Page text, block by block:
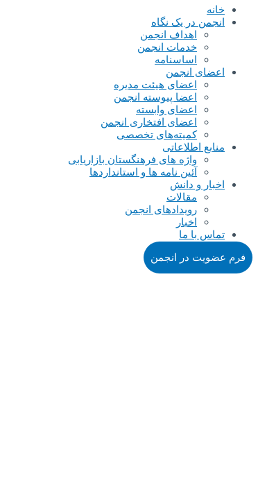
خانه
انجمن در یک نگاه
اهداف انجمن
خدمات انجمن
اساسنامه
اعضای انجمن
اعضای هیئت مدیره
اعضا پیوسته انجمن
اعضای وابسته
اعضای افتخاری انجمن
کمیته‌های تخصصی
منابع اطلاعاتی
واژه های فرهنگستان بازاریابی
آئین نامه ها و استانداردها
اخبار و دانش
مقالات
رویدادهای انجمن
اخبار
تماس با ما
فرم عضویت در انجمن